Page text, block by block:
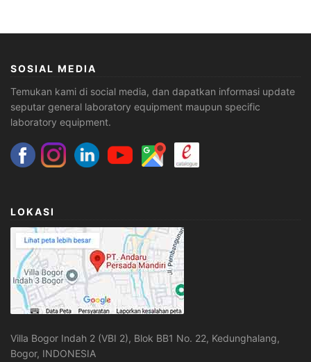
SOSIAL MEDIA
Temukan kami di social media, dan dapatkan informasi update
seputar general laboratory equipment maupun specific
laboratory equipment.
LOKASI
Villa Bogor Indah 2 (VBI 2), Blok BB1 No. 22, Kedunghalang,
Bogor, INDONESIA